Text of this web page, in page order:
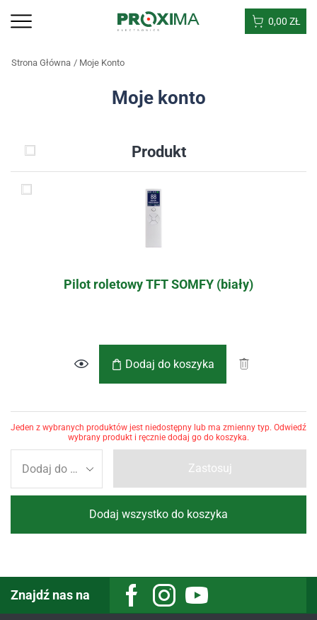
0,00 ZŁ
Strona Główna Moje Konto
Moje konto
Produkt
Pilot roletowy TFT SOMFY (biały)
Dodaj do koszyka
Jeden z wybranych produktów jest niedostępny lub ma zmienny typ. Odwiedź
wybrany produkt i ręcznie dodaj go do koszyka.
Zastosuj
Dodaj wszystko do koszyka
Znajdź nas na